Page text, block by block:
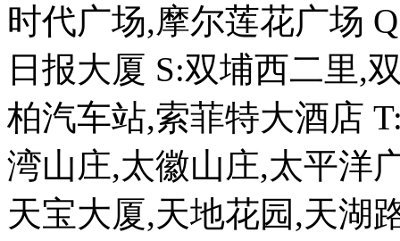
时代广场,摩尔莲花广场
日报大厦 S:双埔西二里,
柏汽车站,索菲特大酒店
湾山庄,太徽山庄,太平洋
天宝大厦,天地花园,天湖